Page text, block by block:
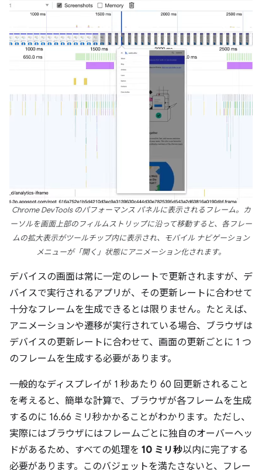
Chrome DevTools のパフォーマンス パネルに表示されるフレーム。カ
ーソルを画面上部のフィルムストリップに沿って移動すると、各フレー
ムの拡大表示がツールチップ内に表示され、モバイル ナビゲーション
メニューが「開く」状態にアニメーション化されます。
デバイスの画面は常に一定のレートで更新されますが、デ
バイスで実行されるアプリが、その更新レートに合わせて
十分なフレームを生成できるとは限りません。たとえば、
アニメーションや遷移が実行されている場合、ブラウザは
デバイスの更新レートに合わせて、画面の更新ごとに 1 つ
のフレームを生成する必要があります。
一般的なディスプレイが 1 秒あたり 60 回更新されること
を考えると、簡単な計算で、ブラウザが各フレームを生成
するのに 16.66 ミリ秒かかることがわかります。ただし、
実際にはブラウザにはフレームごとに独自のオーバーヘッ
ドがあるため、すべての処理を 10 ミリ秒以内に完了する
必要があります。このバジェットを満たさないと、フレー